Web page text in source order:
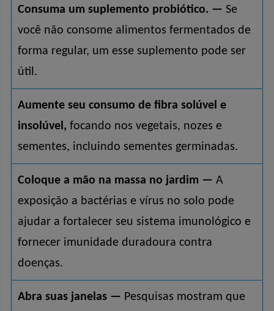
Consuma um suplemento probiótico. — Se
você não consome alimentos fermentados de
forma regular, um esse suplemento pode ser
útil.
Aumente seu consumo de fibra solúvel e
insolúvel, focando nos vegetais, nozes e
sementes, incluindo sementes germinadas.
Coloque a mão na massa no jardim — A
exposição a bactérias e vírus no solo pode
ajudar a fortalecer seu sistema imunológico e
fornecer imunidade duradoura contra
doenças.
Abra suas janelas — Pesquisas mostram que